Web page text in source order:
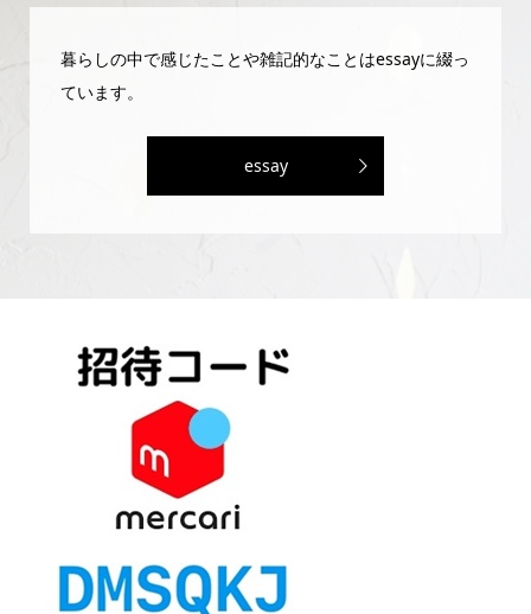
暮らしの中で感じたことや雑記的なことはessayに綴っ
ています。
essay